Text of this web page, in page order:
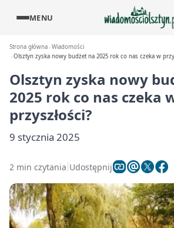
MENU
Strona główna Wiadomości
Olsztyn zyska nowy budżet na 2025 rok co nas czeka w
Olsztyn zyska nowy
2025 rok co nas czeka
przyszłości?
9 stycznia 2025
2 min czytania Udostępnij